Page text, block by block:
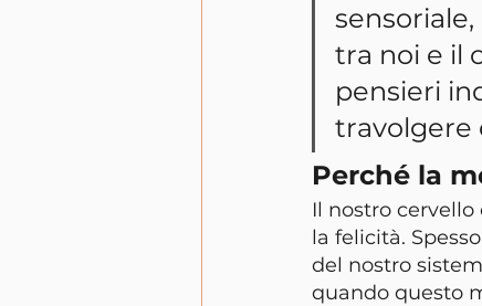
tra noi e il
pensieri
travolgere
Perché la
Il nostro
la felicità.
del nostro
quando questo